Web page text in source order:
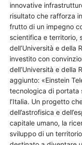
innovative
risultato che rafforza
frutto di un impegno
scientifica e territorio,
dell’Università e della
investito con
dell’Università e della
aggiunto: «Einstein
tecnologica di portata
l’Italia. Un progetto
dell’astrofisica e
capitale umano, la
sviluppo di un